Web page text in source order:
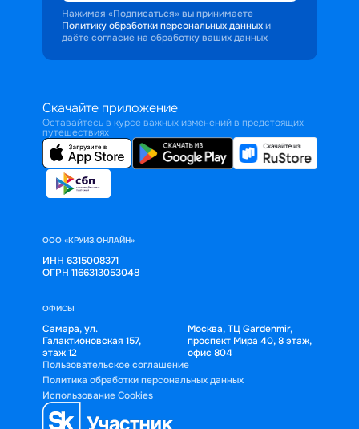
Нажимая «Подписаться» вы принимаете
Политику обработки персональных данных и
даёте согласие на обработку ваших данных
Скачайте приложение
Оставайтесь в курсе важных изменений в предстоящих
путешествиях
ООО «КРУИЗ.ОНЛАЙН»
ИНН 6315008371
ОГРН 1166313053048
ОФИСЫ
Самара, ул.
Галактионовская 157,
этаж 12
Москва, ТЦ Gardenmir,
проспект Мира 40, 8 этаж,
офис 804
Пользовательское соглашение
Политика обработки персональных данных
Использование Cookies